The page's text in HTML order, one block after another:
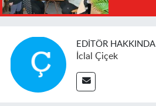
EDITÖR HAKKINDA
İclal Çiçek